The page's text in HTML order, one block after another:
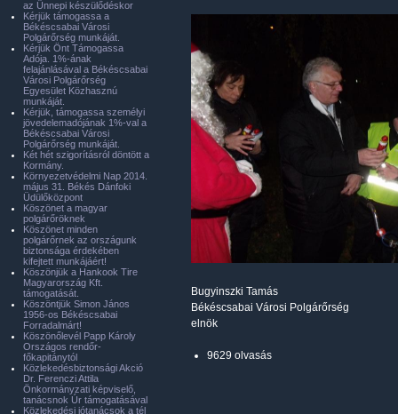
Bugyinszki Tamás
Békéscsabai Városi Polgárőrség
elnök
9629 olvasás
az Ünnepi készülődéskor
Kérjük támogassa a
Békéscsabai Városi
Polgárőrség munkáját.
Kérjük Önt Támogassa
Adója. 1%-ának
felajánlásával a Békéscsabai
Városi Polgárőrség
Egyesület Közhasznú
munkáját.
Kérjük, támogassa személyi
jövedelemadójának 1%-val a
Békéscsabai Városi
Polgárőrség munkáját.
Két hét szigorításról döntött a
Kormány.
Környezetvédelmi Nap 2014.
május 31. Békés Dánfoki
Üdülőközpont
Köszönet a magyar
polgárőröknek
Köszönet minden
polgárőrnek az országunk
biztonsága érdekében
kifejtett munkájáért!
Köszönjük a Hankook Tire
Magyarország Kft.
támogatását.
Köszöntjük Simon János
1956-os Békéscsabai
Forradalmárt!
Köszönőlevél Papp Károly
Országos rendőr-
főkapitánytól
Közlekedésbiztonsági Akció
Dr. Ferenczi Attila
Önkormányzati képviselő,
tanácsnok Úr támogatásával
Közlekedési jótanácsok a tél